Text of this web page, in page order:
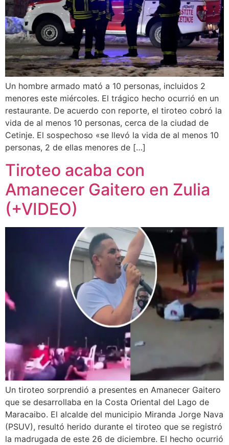
Un hombre armado mató a 10 personas, incluidos 2
menores este miércoles. El trágico hecho ocurrió en un
restaurante. De acuerdo con reporte, el tiroteo cobró la
vida de al menos 10 personas, cerca de la ciudad de
Cetinje. El sospechoso «se llevó la vida de al menos 10
personas, 2 de ellas menores de […]
Tiroteo acaba con
Amanecer Gaitero en Zulia
(+VIDEO)
Un tiroteo sorprendió a presentes en Amanecer Gaitero
que se desarrollaba en la Costa Oriental del Lago de
Maracaibo. El alcalde del municipio Miranda Jorge Nava
(PSUV), resultó herido durante el tiroteo que se registró
la madrugada de este 26 de diciembre. El hecho ocurrió